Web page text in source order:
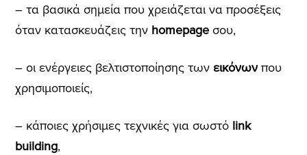
– τα βασικά σημεία που χρειάζεται να προσέξεις
όταν κατασκευάζεις την homepageσου,
– οι ενέργειες βελτιστοποίησης των εικόνωνπου
χρησιμοποιείς,
– κάποιες χρήσιμες τεχνικές για σωστό link
building,